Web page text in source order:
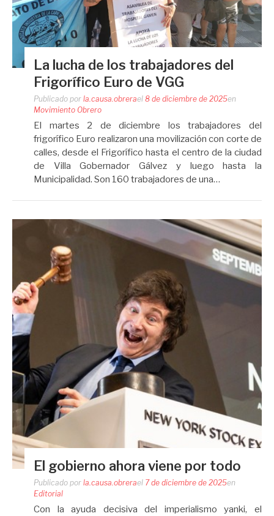
La lucha de los trabajadores del
Frigorífico Euro de VGG
Publicado por la.causa.obrerael 8 de diciembre de 2025en
Movimiento Obrero
El martes 2 de diciembre los trabajadores del
frigorífico Euro realizaron una movilización con corte de
calles, desde el Frigorífico hasta el centro de la ciudad
de Villa Gobernador Gálvez y luego hasta la
Municipalidad. Son 160 trabajadores de una…
El gobierno ahora viene por todo
Publicado por la.causa.obrerael 7 de diciembre de 2025en
Editorial
Con la ayuda decisiva del imperialismo yanki, el